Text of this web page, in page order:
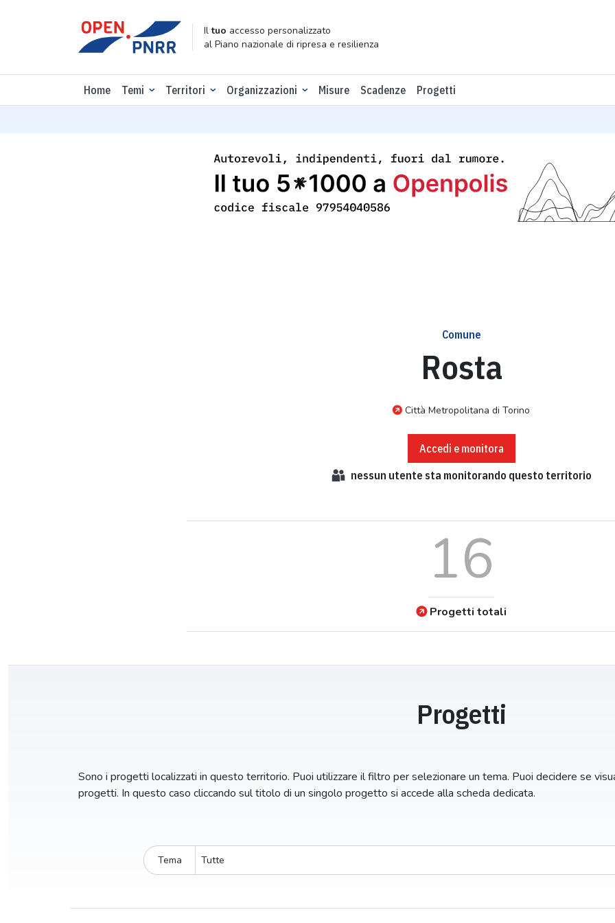
Iltuo accesso personalizzato
al Piano nazionale di ripresa e resilienza
Home Temi Territori Organizzazioni Misure Scadenze Progetti
Comune
Rosta
Città Metropolitana di Torino
Accedi e monitora
nessun utente sta monitorando questo territorio
16
Progetti totali
Progetti
Sono i progetti localizzati in questo territorio. Puoi utilizzare il filtro per selezionare un tema. Puoi decidere se
progetti. In questo caso cliccando sul titolo di un singolo progetto si accede alla scheda dedicata.
Tema